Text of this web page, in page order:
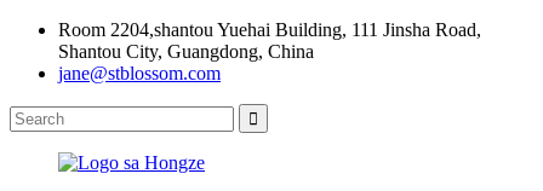
Room 2204,shantou Yuehai Building, 111 Jinsha Road,
Shantou City, Guangdong, China
jane@stblossom.com